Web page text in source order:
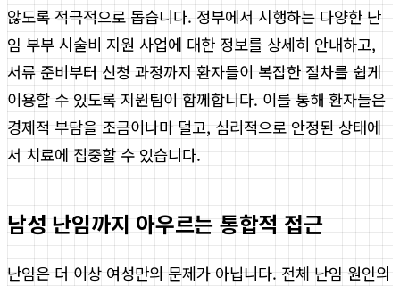
않도록 적극적으로 돕습니다. 정부에서 시행하는 다양한 난
임 부부 시술비 지원 사업에 대한 정보를 상세히 안내하고,
서류 준비부터 신청 과정까지 환자들이 복잡한 절차를 쉽게
이용할 수 있도록 지원팀이 함께합니다. 이를 통해 환자들은
경제적 부담을 조금이나마 덜고, 심리적으로 안정된 상태에
서 치료에 집중할 수 있습니다.
남성 난임까지 아우르는 통합적 접근
난임은 더 이상 여성만의 문제가 아닙니다. 전체 난임 원인의